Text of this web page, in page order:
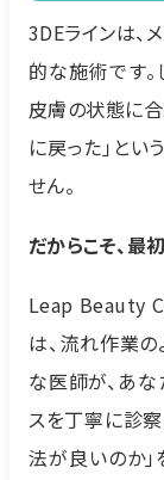
3DEラインは、
的な施術です
皮膚の状態に合
に戻った」と
せん。
だからこそ、最
Leap Beauty
は、流れ作業
な医師が、あ
スを丁寧に診察
法が良いのか」